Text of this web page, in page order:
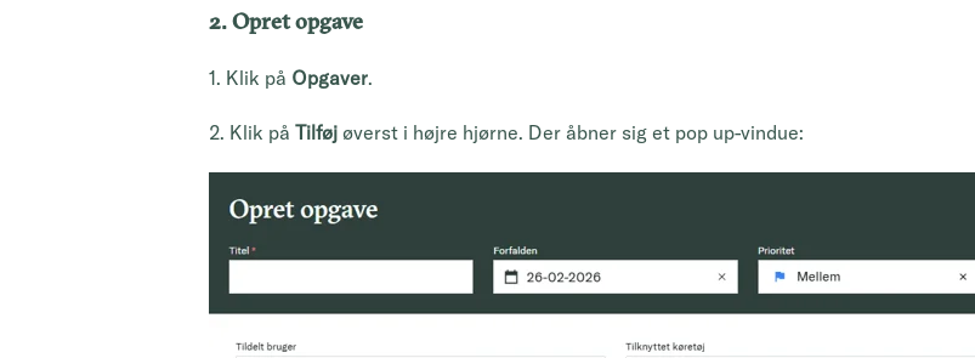
2. Opret opgave
1. Klik på Opgaver.
2. Klik på Tilføj øverst i højre hjørne. Der åbner sig et pop up-vindue: